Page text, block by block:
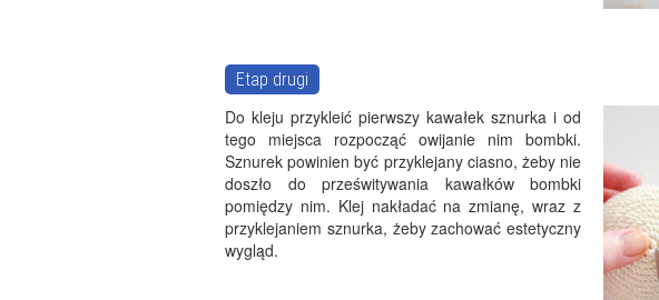
Etap drugi
Do kleju przykleić pierwszy kawałek sznurka i od
tego miejsca rozpocząć owijanie nim bombki.
Sznurek powinien być przyklejany ciasno, żeby nie
doszło do prześwitywania kawałków bombki
pomiędzy nim. Klej nakładać na zmianę, wraz z
przyklejaniem sznurka, żeby zachować estetyczny
wygląd.